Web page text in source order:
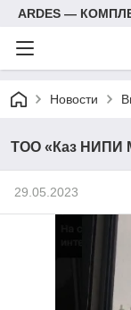
ARDES —
Новости
ТОО «Каз НИПИ
29.05.2023